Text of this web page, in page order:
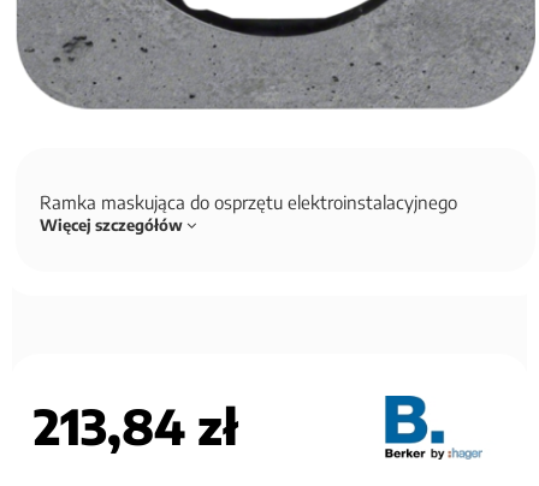
Ramka maskująca do osprzętu elektroinstalacyjnego
Więcej szczegółów
213,84 zł